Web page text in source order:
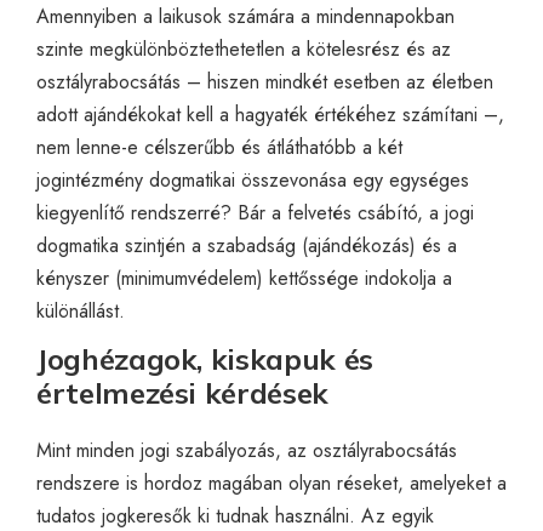
Amennyiben a laikusok számára a mindennapokban
szinte megkülönböztethetetlen a kötelesrész és az
osztályrabocsátás – hiszen mindkét esetben az életben
adott ajándékokat kell a hagyaték értékéhez számítani –,
nem lenne-e célszerűbb és átláthatóbb a két
jogintézmény dogmatikai összevonása egy egységes
kiegyenlítő rendszerré? Bár a felvetés csábító, a jogi
dogmatika szintjén a szabadság (ajándékozás) és a
kényszer (minimumvédelem) kettőssége indokolja a
különállást.
Joghézagok, kiskapuk és
értelmezési kérdések
Mint minden jogi szabályozás, az osztályrabocsátás
rendszere is hordoz magában olyan réseket, amelyeket a
tudatos jogkeresők ki tudnak használni. Az egyik